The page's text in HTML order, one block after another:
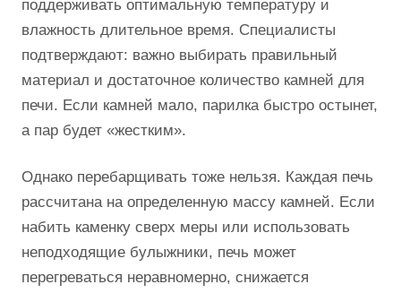
поддерживать оптимальную температуру и
влажность длительное время. Специалисты
подтверждают: важно выбирать правильный
материал и достаточное количество камней для
печи. Если камней мало, парилка быстро остынет,
а пар будет «жестким».
Однако перебарщивать тоже нельзя. Каждая печь
рассчитана на определенную массу камней. Если
набить каменку сверх меры или использовать
неподходящие булыжники, печь может
перегреваться неравномерно, снижается